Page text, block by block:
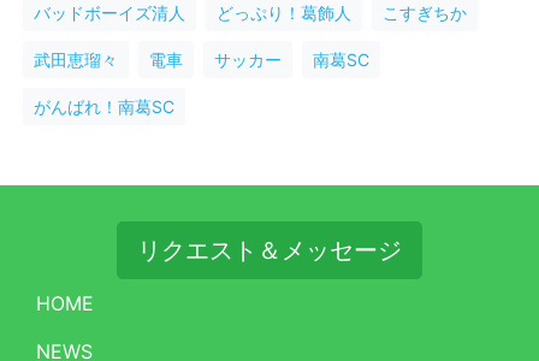
バッドボーイズ清人 どっぷり！葛飾人 こすぎちか
武田恵瑠々 電車 サッカー 南葛SC
がんばれ！南葛SC
リクエスト＆メッセージ
HOME
NEWS